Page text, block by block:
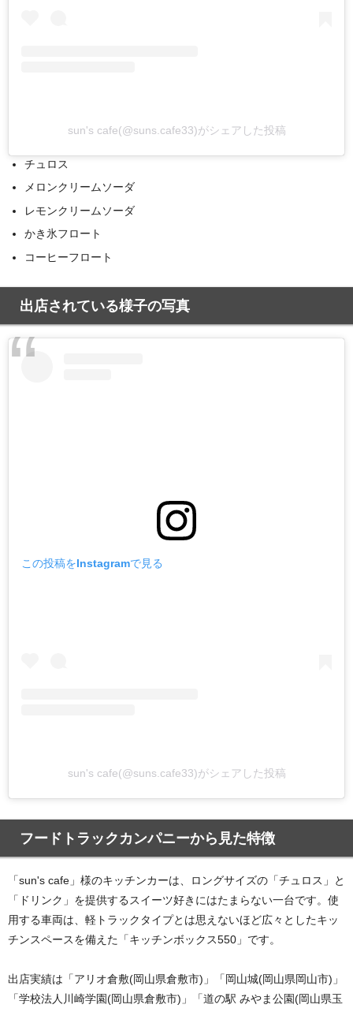
sun's cafe(@suns.cafe33)がシェアした投稿
チュロス
メロンクリームソーダ
レモンクリームソーダ
かき氷フロート
コーヒーフロート
出店されている様子の写真
この投稿をInstagramで見る
sun's cafe(@suns.cafe33)がシェアした投稿
フードトラックカンパニーから見た特徴
「sun's cafe」様のキッチンカーは、ロングサイズの「チュロス」と
「ドリンク」を提供するスイーツ好きにはたまらない一台です。使
用する車両は、軽トラックタイプとは思えないほど広々としたキッ
チンスペースを備えた「キッチンボックス550」です。
出店実績は「アリオ倉敷(岡山県倉敷市)」「岡山城(岡山県岡山市)」
「学校法人川崎学園(岡山県倉敷市)」「道の駅 みやま公園(岡山県玉